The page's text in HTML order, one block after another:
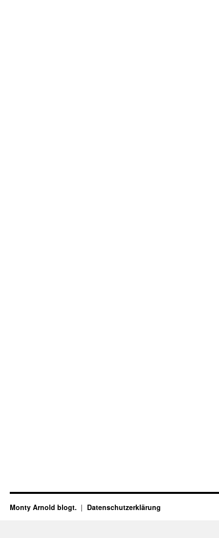
Monty Arnold blogt. Datenschutz­erklärung